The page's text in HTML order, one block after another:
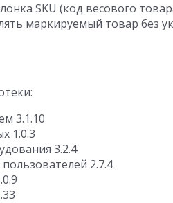
SKU (код весового
маркируемый товар без
3.1.10
1.0.3
3.2.4
2.7.4